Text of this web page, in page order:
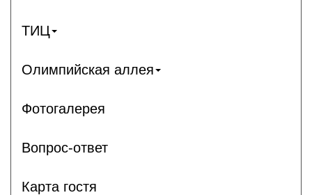
ТИЦ
Олимпийская аллея
Фотогалерея
Вопрос-ответ
Карта гостя